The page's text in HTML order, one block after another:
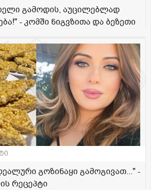
გამოდის, აუცილებლად
- კომში ნიგვზითა და ბეზეთი
გოზინაყი გამოგივათ..." -
რეცეპტი